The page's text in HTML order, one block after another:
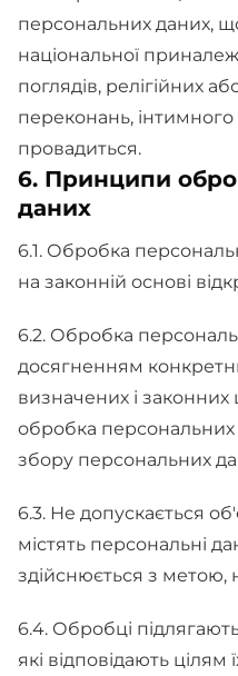
персональних даних,
національної
поглядів, релігійних
переконань,
провадиться.
6. Принципи
даних
6.1. Обробка
на законній основі
6.2. Обробка
досягненням
визначених і законних
обробка персональних
збору персональних
6.3. Не допускається
містять персональні
здійснюється з метою,
6.4. Обробці
які відповідають цілям